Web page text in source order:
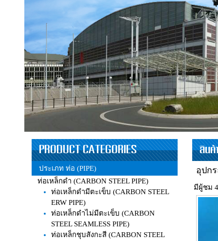
PRODUCT CATEGORIES
ประเภท ท่อ (PIPE)
ท่อเหล็กดำ (CARBON STEEL PIPE)
ท่อเหล็กดำมีตะเข็บ (CARBON STEEL
ERW PIPE)
ท่อเหล็กดำไม่มีตะเข็บ (CARBON
STEEL SEAMLESS PIPE)
ท่อเหล็กชุบสังกะสี (CARBON STEEL
สินค้
อุปก
มีผู้ชม